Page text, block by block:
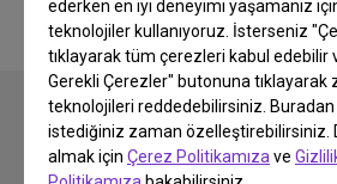
ederken en iyi deneyimi yaşamanız
teknolojiler kullanıyoruz. İsterseniz
tıklayarak tüm çerezleri kabul edebilir
Gerekli Çerezler" butonuna tıklayarak
teknolojileri reddedebilirsiniz. Buradan
istediğiniz zaman özelleştirebilirsiniz.
almak için Çerez Politikamıza ve